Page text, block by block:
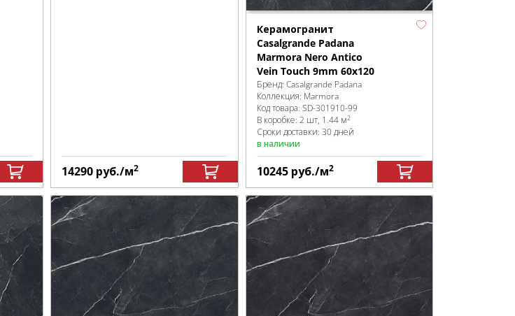
14290 руб./м2
Керамогранит
Casalgrande Padana
Marmora Nero Antico
Vein Touch 9mm 60x120
Бренд: Casalgrande Padana
Коллекция: Marmora
Код товара: SD-301910-99
В коробке: 2 шт, 1.44 м2
Сроки доставки: 30 дней
в наличии
10245 руб./м2